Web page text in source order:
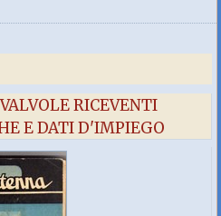
RICEVENTI
E DATI D'IMPIEGO